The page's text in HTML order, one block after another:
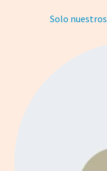
Solo nuestros